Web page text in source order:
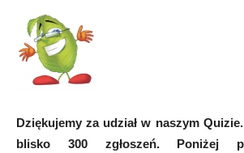
Dziękujemy za udział w naszym Quizie.
blisko 300 zgłoszeń. Poniżej